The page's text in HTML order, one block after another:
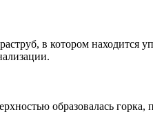
в котором находится
образовалась горка,